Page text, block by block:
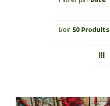
Voir 50 Produits